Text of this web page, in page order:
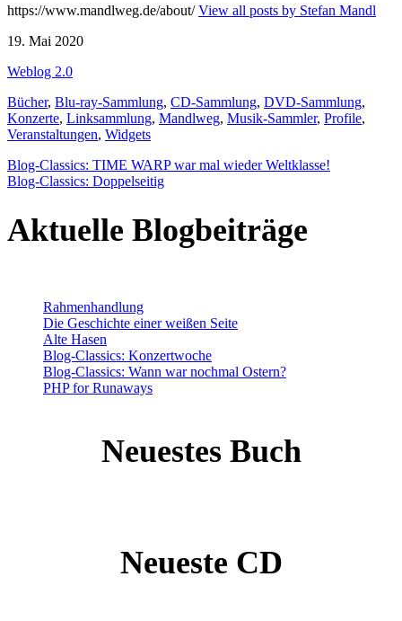
https://www.mandlweg.de/about/View all posts by Stefan Mandl
19. Mai 2020
Weblog 2.0
Bücher, Blu-ray-Sammlung, CD-Sammlung, DVD-Sammlung,
Konzerte, Linksammlung, Mandlweg, Musik-Sammler, Profile,
Veranstaltungen, Widgets
Beitragsnavigation
Blog-Classics: TIME WARP war mal wieder Weltklasse!
Blog-Classics: Doppelseitig
Aktuelle Blogbeiträge
Rahmenhandlung
Die Geschichte einer weißen Seite
Alte Hasen
Blog-Classics: Konzertwoche
Blog-Classics: Wann war nochmal Ostern?
PHP for Runaways
Neuestes Buch
Neueste CD